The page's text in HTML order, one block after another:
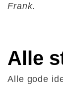
Frank.
Alle
Alle gode